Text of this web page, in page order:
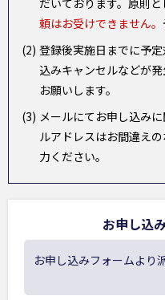
頼はお受けできません。
登録後実施日までに予
込みキャンセルなどが
お願いします。
メールにてお申し込み
ルアドレスはお間違え
力ください。
お申し込
お申し込みフォームより